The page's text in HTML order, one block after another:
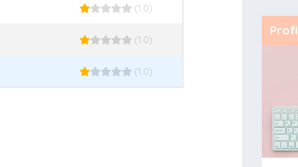
(1.0)
(1.0)
(1.0)